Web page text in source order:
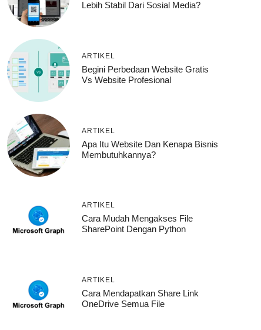
Lebih Stabil Dari Sosial Media?
ARTIKEL
Begini Perbedaan Website Gratis
Vs Website Profesional
ARTIKEL
Apa Itu Website Dan Kenapa Bisnis
Membutuhkannya?
ARTIKEL
Cara Mudah Mengakses File
SharePoint Dengan Python
ARTIKEL
Cara Mendapatkan Share Link
OneDrive Semua File